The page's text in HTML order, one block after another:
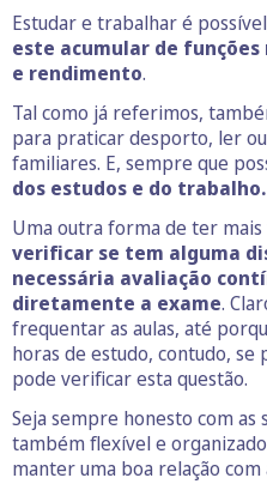
Estudar e trabalhar é
este acumular de
e rendimento.
Tal como já referimos,
para praticar desporto, ler
familiares. E, sempre que
dos estudos e do trabalho.
Uma outra forma de ter
verificar se tem alguma
necessária avaliação
diretamente a exame.
frequentar as aulas, até
horas de estudo, contudo,
pode verificar esta questão.
Seja sempre honesto com as
também flexível e
manter uma boa relação com